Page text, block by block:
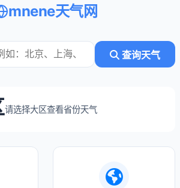
mnene天气网
查询天气
请选择大区查看省份天气